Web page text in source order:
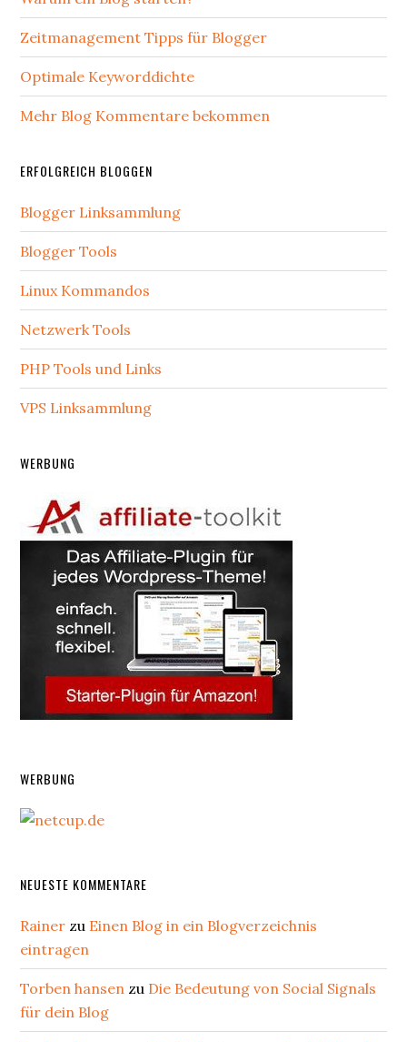
Zeitmanagement Tipps für Blogger
Optimale Keyworddichte
Mehr Blog Kommentare bekommen
ERFOLGREICH BLOGGEN
Blogger Linksammlung
Blogger Tools
Linux Kommandos
Netzwerk Tools
PHP Tools und Links
VPS Linksammlung
WERBUNG
WERBUNG
NEUESTE KOMMENTARE
Rainer zu Einen Blog in ein Blogverzeichnis
eintragen
Torben hansen zu Die Bedeutung von Social Signals
für dein Blog